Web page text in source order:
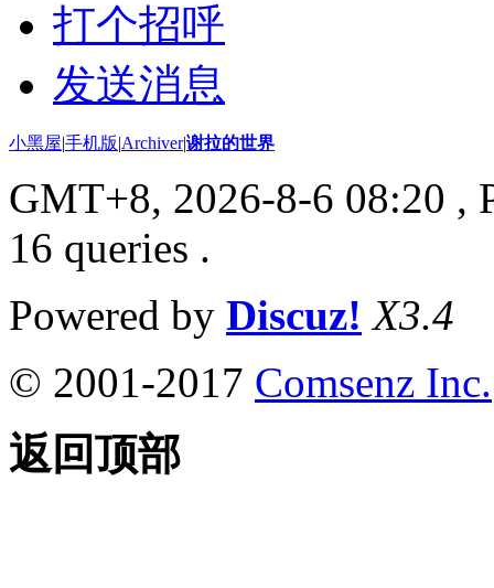
打个招呼
发送消息
小黑屋|手机版|Archiver|谢拉的世界
GMT+8, 2026-8-6 08:20 ,
16 queries .
Powered by Discuz! X3.4
© 2001-2017 Comsenz Inc.
返回顶部